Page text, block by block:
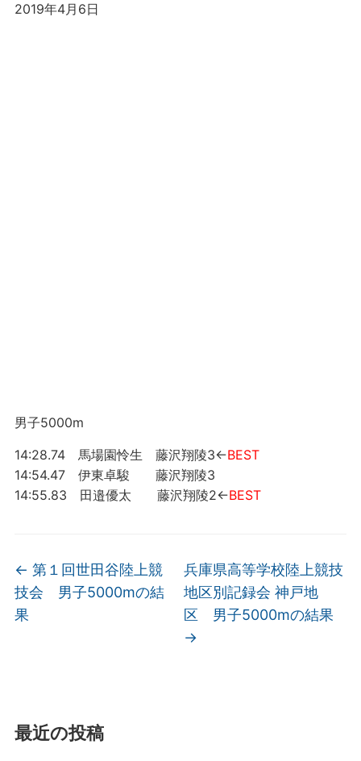
2019年4月6日
男子5000m
14:28.74 馬場園怜生 藤沢翔陵3←BEST
14:54.47 伊東卓駿 藤沢翔陵3
14:55.83 田邉優太 藤沢翔陵2←BEST
← 第１回世田谷陸上競
技会 男子5000mの結
果
兵庫県高等学校陸上競技
地区別記録会 神戸地
区 男子5000mの結果
→
最近の投稿